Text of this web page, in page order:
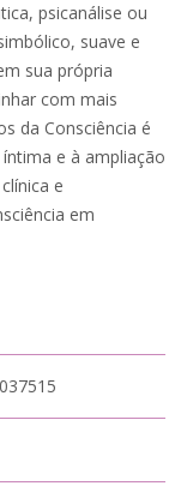
psicanálise ou
suave e
sua própria
com mais
da Consciência é
e à ampliação
e
em